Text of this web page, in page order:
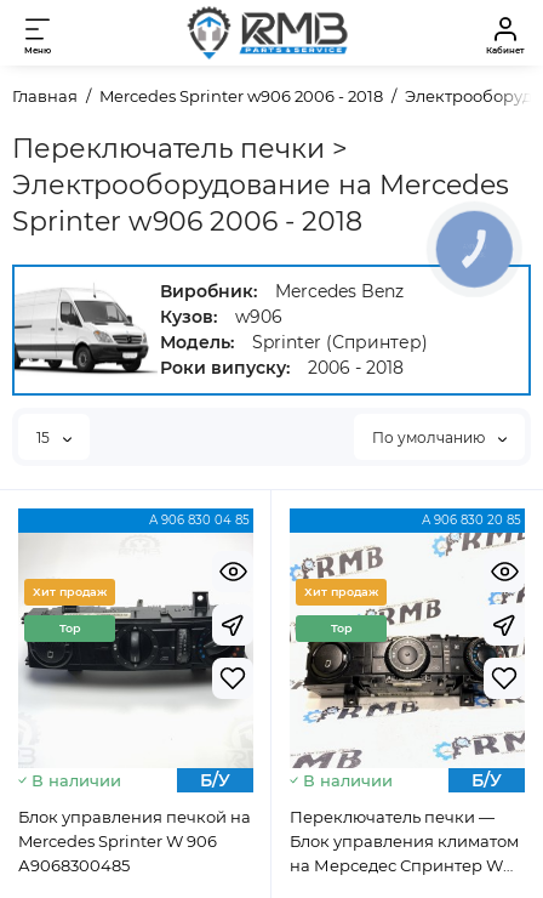
Меню Кабинет
Главная Mercedes Sprinter w906 2006 - 2018
Переключатель печки >
Электрооборудование на Mercedes
Sprinter w906 2006 - 2018
Виробник:
Mercedes Benz
Кузов:
w906
Модель:
Sprinter (Спринтер)
Роки випуску:
2006 - 2018
15 По умолчанию
А 906 830 04 85
Хит продаж
Top
В наличии Б/У
Блок управления печкой на
Mercedes Sprinter W 906
А9068300485
А 906 830 20 85
Хит продаж
Top
В наличии Б/У
Переключатель печки —
Блок управления климатом
на Мерседес Спринтер W
КНОПКА
ЗВ'ЯЗКУ